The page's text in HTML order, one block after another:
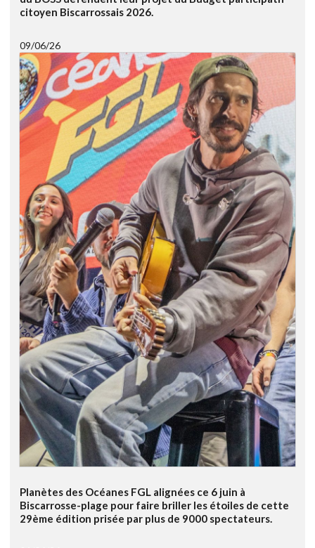
citoyen Biscarrossais 2026.
09/06/26
Planètes des Océanes FGL alignées ce 6 juin à
Biscarrosse-plage pour faire briller les étoiles de cette
29ème édition prisée par plus de 9000 spectateurs.